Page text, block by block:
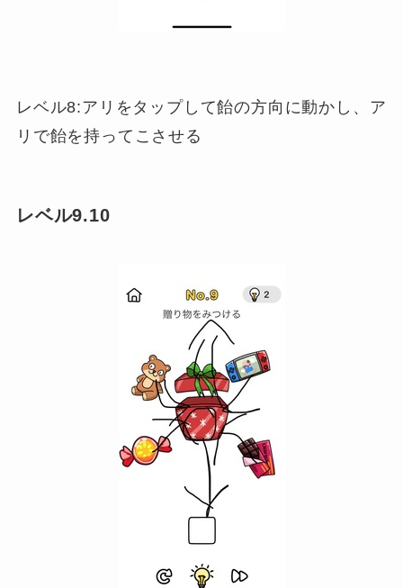
レベル8:アリをタップして飴の方向に動かし、ア
リで飴を持ってこさせる
レベル9.10